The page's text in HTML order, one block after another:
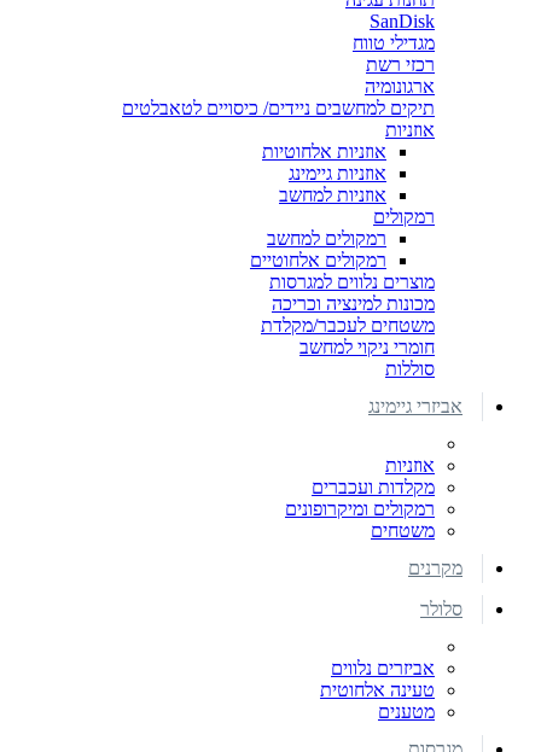
SanDisk
מגדילי טווח
רכזי רשת
ארגונומיה
תיקים למחשבים ניידים/ כיסויים לטאבלטים
אוזניות
אוזניות אלחוטיות
אוזניות גיימינג
אוזניות למחשב
רמקולים
רמקולים למחשב
רמקולים אלחוטיים
מוצרים נלווים למגרסות
מכונות למינציה וכריכה
משטחים לעכבר/מקלדת
חומרי ניקוי למחשב
סוללות
אביזרי גיימינג
אוזניות
מקלדות ועכברים
רמקולים ומיקרופונים
משטחים
מקרנים
סלולר
אביזרים נלווים
טעינה אלחוטית
מטענים